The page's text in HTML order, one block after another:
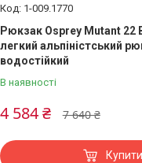
1-009.1770
Рюкзак Osprey Mutant 22
легкий альпіністський
водостійкий
В наявності
7 640 ₴
4 584 ₴
Купити